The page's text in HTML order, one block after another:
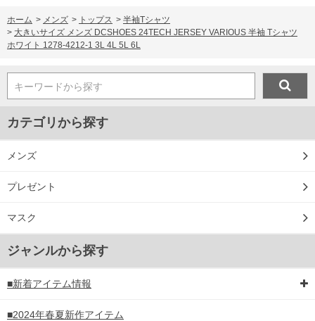
※商品によって若干のサイズの誤差がございます。また、お客様がご使用の環境（コ
ンピュータ画面）によって、商品の色味が若干異なる場合がございます。予めご了承
ください。
舗からのお取り寄せ等により、お客様にご迷惑をお掛けしてしまう場合がございま
す。そのようなことがない様最大限に努めておりますが、もしあった場合速やかにご
ホーム > メンズ > トップス > 半袖Tシャツ
> 大きいサイズ メンズ DCSHOES 24TECH JERSEY VARIOUS 半袖 Tシャツ
ホワイト 1278-4212-1 3L 4L 5L 6L
キーワードから探す
カテゴリから探す
メンズ
プレゼント
マスク
ジャンルから探す
■新着アイテム情報
■2024年春夏新作アイテム